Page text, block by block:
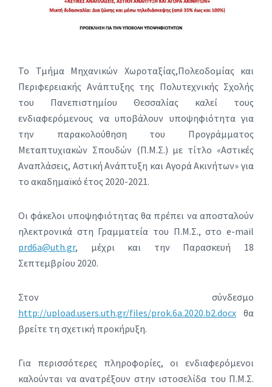
Το Τμήμα Μηχανικών Χωροταξίας,Πολεοδομίας και
Περιφερειακής Ανάπτυξης της Πολυτεχνικής Σχολής
του Πανεπιστημίου Θεσσαλίας καλεί τους
ενδιαφερόμενους να υποβάλουν υποψηφιότητα για
την παρακολούθηση του Προγράμματος
Μεταπτυχιακών Σπουδών (Π.Μ.Σ.) με τίτλο «Αστικές
Αναπλάσεις, Αστική Ανάπτυξη και Αγορά Ακινήτων» για
το ακαδημαϊκό έτος 2020-2021.
Oι φάκελοι υποψηφιότητας θα πρέπει να αποσταλούν
ηλεκτρονικά στη Γραμματεία του Π.Μ.Σ., στο e-mail
prd6a@uth.gr, μέχρι και την Παρασκευή 18
Σεπτεμβρίου 2020.
Στον σύνδεσμο
http://upload.users.uth.gr/files/prok.6a.2020.b2.docx θα
βρείτε τη σχετική προκήρυξη.
Για περισσότερες πληροφορίες, οι ενδιαφερόμενοι
καλούνται να ανατρέξουν στην ιστοσελίδα του Π.Μ.Σ.